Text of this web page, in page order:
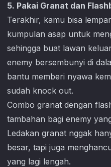
5. Pakai Granat dan
Terakhir, kamu bisa
kumpulan asap untuk
sehingga buat lawan
enemy bersembunyi di
bantu memberi nyawa
sudah knock out.
Combo granat dengan
tambahan bagi enemy
Ledakan granat nggak
besar, tapi juga
yang lagi lengah.